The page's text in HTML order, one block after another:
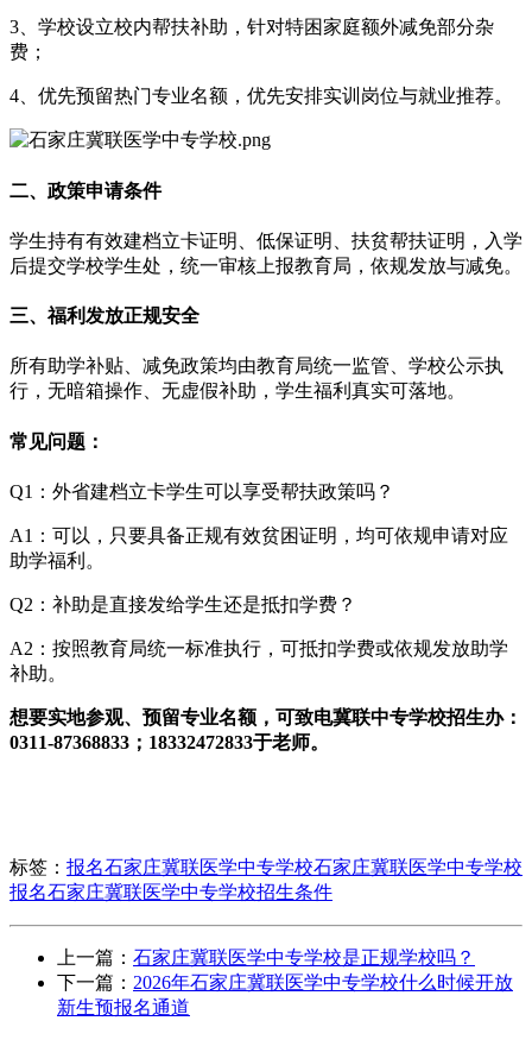
3、学校设立校内帮扶补助，针对特困家庭额外减免部分杂
费；
4、优先预留热门专业名额，优先安排实训岗位与就业推荐。
二、政策申请条件
学生持有有效建档立卡证明、低保证明、扶贫帮扶证明，入学
后提交学校学生处，统一审核上报教育局，依规发放与减免。
三、福利发放正规安全
所有助学补贴、减免政策均由教育局统一监管、学校公示执
行，无暗箱操作、无虚假补助，学生福利真实可落地。
常见问题：
Q1：外省建档立卡学生可以享受帮扶政策吗？
A1：可以，只要具备正规有效贫困证明，均可依规申请对应
助学福利。
Q2：补助是直接发给学生还是抵扣学费？
A2：按照教育局统一标准执行，可抵扣学费或依规发放助学
补助。
想要实地参观、预留专业名额，可致电冀联中专学校招生办：
0311-87368833；18332472833于老师。
标签： 报名石家庄冀联医学中专学校石家庄冀联医学中专学校
报名石家庄冀联医学中专学校招生条件
上一篇： 石家庄冀联医学中专学校是正规学校吗？
下一篇： 2026年石家庄冀联医学中专学校什么时候开放
新生预报名通道